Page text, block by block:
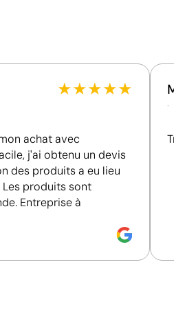
et de
les 35 % des meilleures
de performance ESG.
14001, attestant d'un
★★★★★
achat avec
j'ai obtenu un devis
des produits a eu lieu
produits sont
Entreprise à
.